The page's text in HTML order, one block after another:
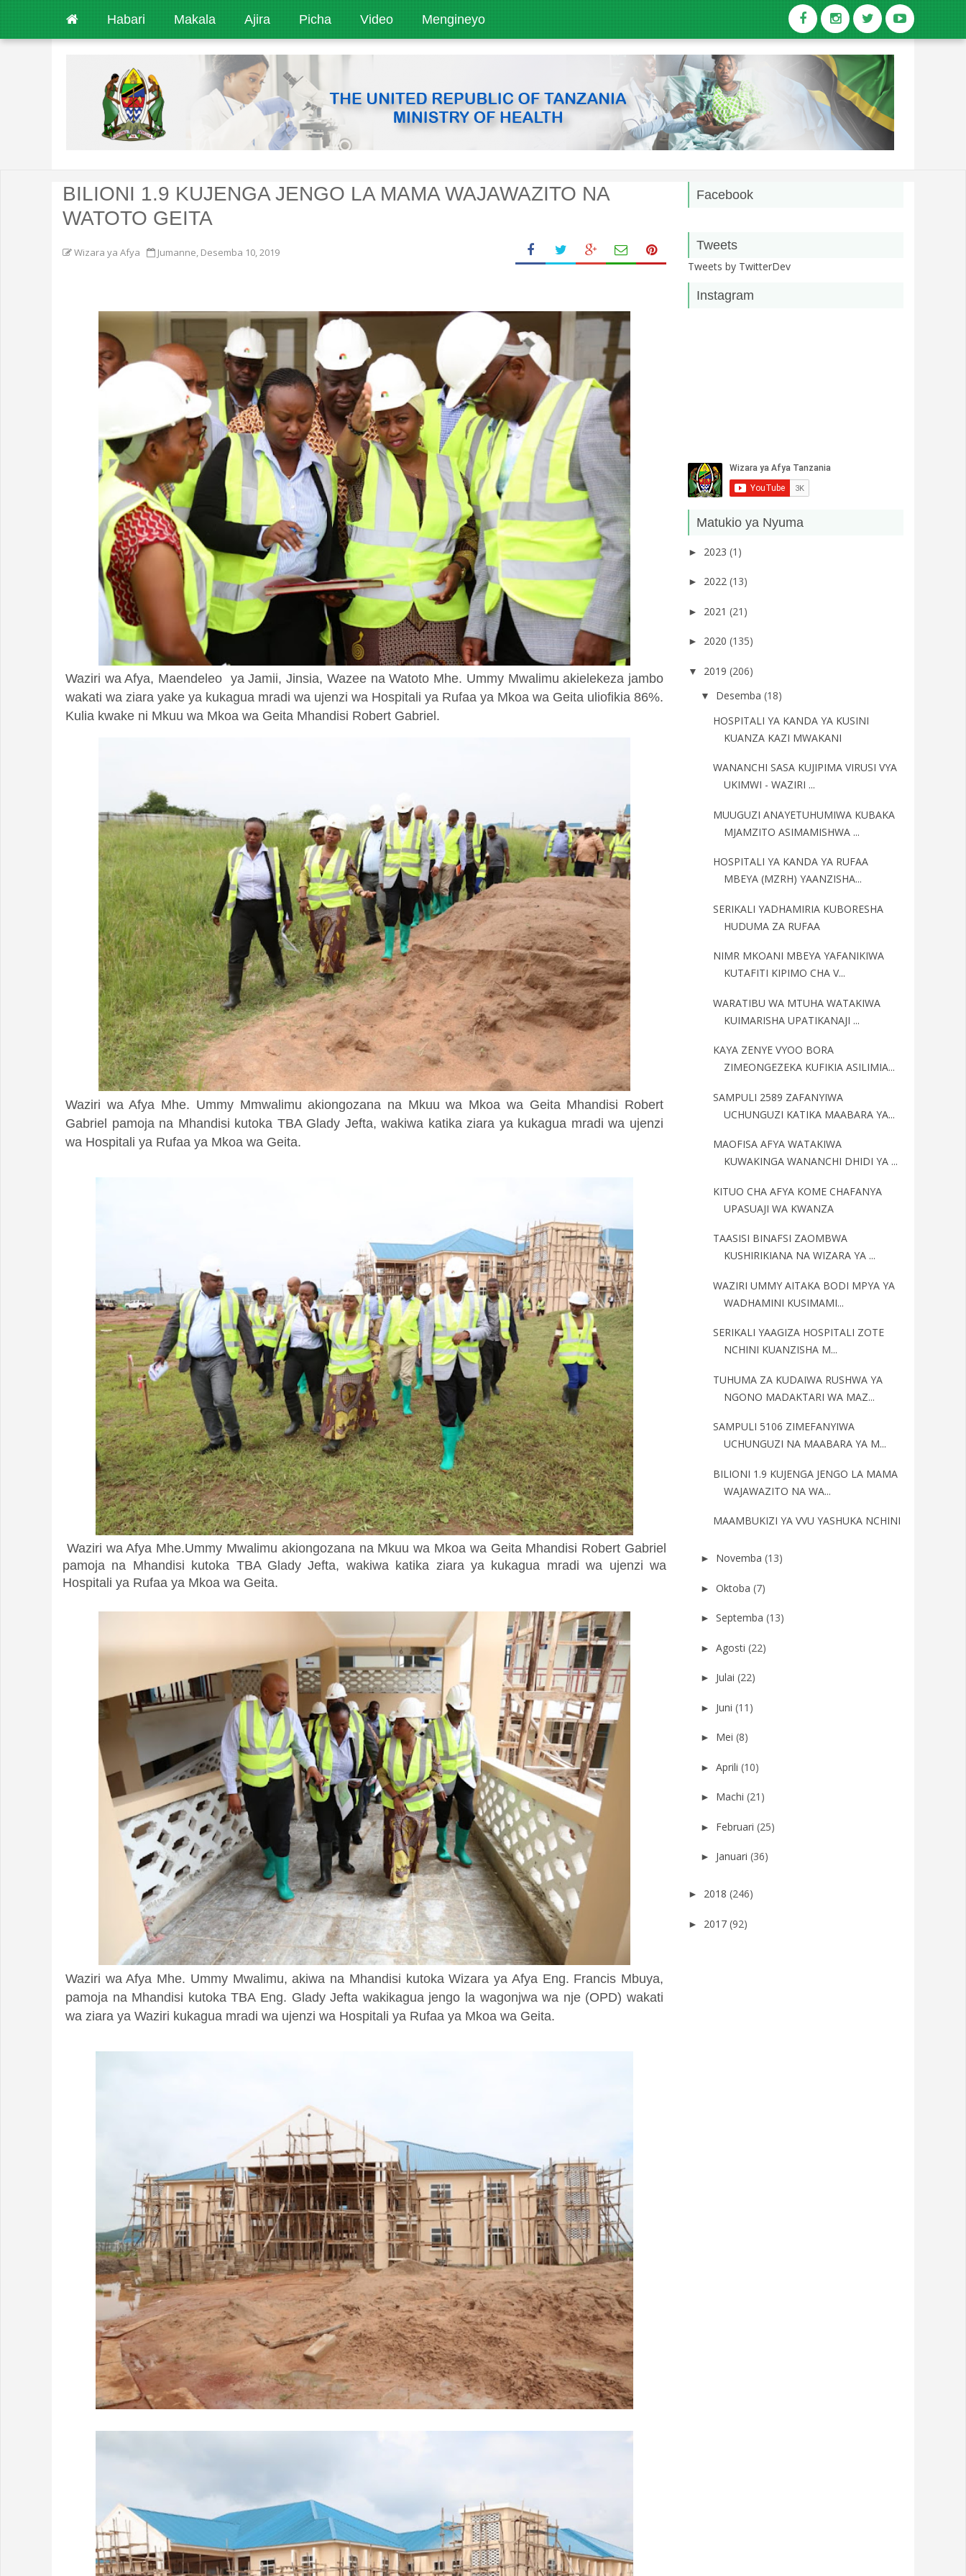
Habari Makala Ajira Picha Video Mengineyo
BILIONI 1.9 KUJENGA JENGO LA MAMA WAJAWAZITO NA
WATOTO GEITA
Wizara ya Afya Jumanne, Desemba 10, 2019
Waziri wa Afya, Maendeleo ya Jamii, Jinsia, Wazee na Watoto Mhe. Ummy Mwalimu akielekeza jambo
wakati wa ziara yake ya kukagua mradi wa ujenzi wa Hospitali ya Rufaa ya Mkoa wa Geita uliofikia 86%.
Kulia kwake ni Mkuu wa Mkoa wa Geita Mhandisi Robert Gabriel.
Waziri wa Afya Mhe. Ummy Mmwalimu akiongozana na Mkuu wa Mkoa wa Geita Mhandisi Robert
Gabriel pamoja na Mhandisi kutoka TBA Glady Jefta, wakiwa katika ziara ya kukagua mradi wa ujenzi
wa Hospitali ya Rufaa ya Mkoa wa Geita.
Waziri wa Afya Mhe.Ummy Mwalimu akiongozana na Mkuu wa Mkoa wa Geita Mhandisi Robert Gabriel
pamoja na Mhandisi kutoka TBA Glady Jefta, wakiwa katika ziara ya kukagua mradi wa ujenzi wa
Hospitali ya Rufaa ya Mkoa wa Geita.
Waziri wa Afya Mhe. Ummy Mwalimu, akiwa na Mhandisi kutoka Wizara ya Afya Eng. Francis Mbuya,
pamoja na Mhandisi kutoka TBA Eng. Glady Jefta wakikagua jengo la wagonjwa wa nje (OPD) wakati
wa ziara ya Waziri kukagua mradi wa ujenzi wa Hospitali ya Rufaa ya Mkoa wa Geita.
Facebook
Tweets
Tweets by TwitterDev
Instagram
Matukio ya Nyuma
► 2023 (1)
► 2022 (13)
► 2021 (21)
► 2020 (135)
▼ 2019 (206)
▼ Desemba (18)
HOSPITALI YA KANDA YA KUSINI
KUANZA KAZI MWAKANI
WANANCHI SASA KUJIPIMA VIRUSI VYA
UKIMWI - WAZIRI ...
MUUGUZI ANAYETUHUMIWA KUBAKA
MJAMZITO ASIMAMISHWA ...
HOSPITALI YA KANDA YA RUFAA
MBEYA (MZRH) YAANZISHA...
SERIKALI YADHAMIRIA KUBORESHA
HUDUMA ZA RUFAA
NIMR MKOANI MBEYA YAFANIKIWA
KUTAFITI KIPIMO CHA V...
WARATIBU WA MTUHA WATAKIWA
KUIMARISHA UPATIKANAJI ...
KAYA ZENYE VYOO BORA
ZIMEONGEZEKA KUFIKIA ASILIMIA...
SAMPULI 2589 ZAFANYIWA
UCHUNGUZI KATIKA MAABARA YA...
MAOFISA AFYA WATAKIWA
KUWAKINGA WANANCHI DHIDI YA ...
KITUO CHA AFYA KOME CHAFANYA
UPASUAJI WA KWANZA
TAASISI BINAFSI ZAOMBWA
KUSHIRIKIANA NA WIZARA YA ...
WAZIRI UMMY AITAKA BODI MPYA YA
WADHAMINI KUSIMAMI...
SERIKALI YAAGIZA HOSPITALI ZOTE
NCHINI KUANZISHA M...
TUHUMA ZA KUDAIWA RUSHWA YA
NGONO MADAKTARI WA MAZ...
SAMPULI 5106 ZIMEFANYIWA
UCHUNGUZI NA MAABARA YA M...
BILIONI 1.9 KUJENGA JENGO LA MAMA
WAJAWAZITO NA WA...
MAAMBUKIZI YA VVU YASHUKA NCHINI
► Novemba (13)
► Oktoba (7)
► Septemba (13)
► Agosti (22)
► Julai (22)
► Juni (11)
► Mei (8)
► Aprili (10)
► Machi (21)
► Februari (25)
► Januari (36)
► 2018 (246)
► 2017 (92)